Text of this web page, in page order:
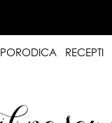
PORODICA RECEPTI